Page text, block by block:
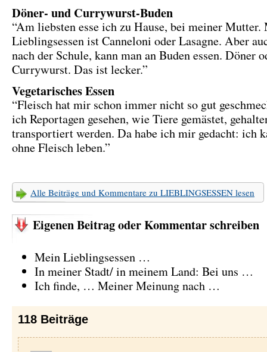
Döner- und Currywurst-Buden
“Am liebsten esse ich zu Hause, bei meiner Mutter.
Lieblingsessen ist Canneloni oder Lasagne. Aber
nach der Schule, kann man an Buden essen. Döner
Currywurst. Das ist lecker.”
Vegetarisches Essen
“Fleisch hat mir schon immer nicht so gut
ich Reportagen gesehen, wie Tiere gemästet,
transportiert werden. Da habe ich mir gedacht: ich
ohne Fleisch leben.”
Alle Beiträge und Kommentare zu LIEBLINGSESSEN lesen
Eigenen Beitrag oder Kommentar schreiben
Mein Lieblingsessen …
In meiner Stadt/ in meinem Land: Bei uns …
Ich finde, … Meiner Meinung nach …
118 Beiträge